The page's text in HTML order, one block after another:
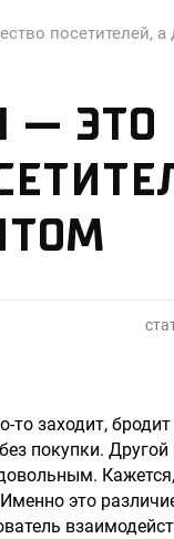
посетителей, а
— ЭТО
то заходит,
покупки. Другой
это